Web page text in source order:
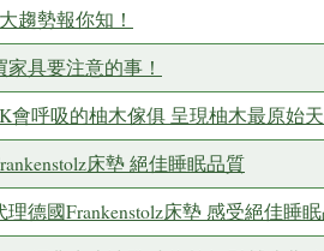
趨勢報你知！
具要注意的事！
會呼吸的柚木傢俱 呈現柚木最原始
床墊 絕佳睡眠品質
德國Frankenstolz床墊 感受絕佳睡